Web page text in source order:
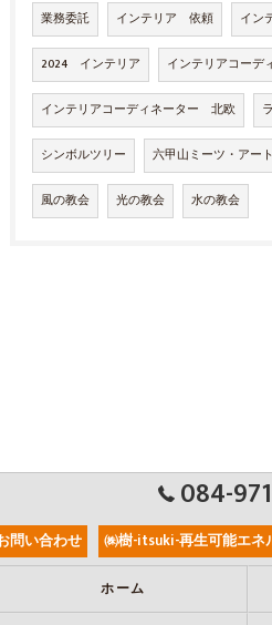
業務委託 インテリア 依頼 イン
2024 インテリア インテリアコーデ
インテリアコーディネーター 北欧
シンボルツリー 六甲山ミーツ・アート
風の教会 光の教会 水の教会
084-
問い合わせ ㈱樹-itsuki-再生可能エネ
ホーム